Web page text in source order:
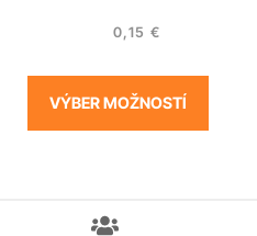
0,15 €
VÝBER MOŽNOSTÍ